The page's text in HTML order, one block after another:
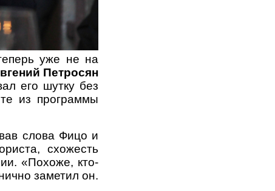
уже не на
Петросян
его шутку без
из программы
слова Фицо и
схожесть
«Похоже, кто-
заметил он.